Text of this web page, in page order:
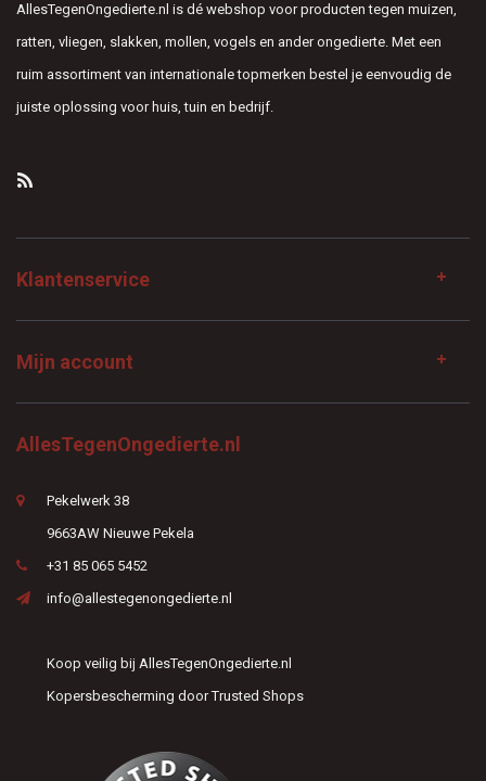
AllesTegenOngedierte.nl is dé webshop voor producten tegen muizen,
ratten, vliegen, slakken, mollen, vogels en ander ongedierte. Met een
ruim assortiment van internationale topmerken bestel je eenvoudig de
juiste oplossing voor huis, tuin en bedrijf.
Klantenservice
Mijn account
AllesTegenOngedierte.nl
Pekelwerk 38
9663AW Nieuwe Pekela
+31 85 065 5452
info@allestegenongedierte.nl
Koop veilig bij AllesTegenOngedierte.nl
Kopersbescherming door Trusted Shops